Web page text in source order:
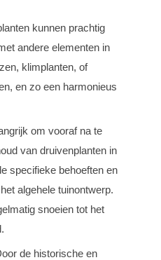
kunnen prachtig
andere elementen in
klimplanten, of
en zo een harmonieus
om vooraf na te
van druivenplanten in
specifieke behoeften en
algehele tuinontwerp.
snoeien tot het
de historische en